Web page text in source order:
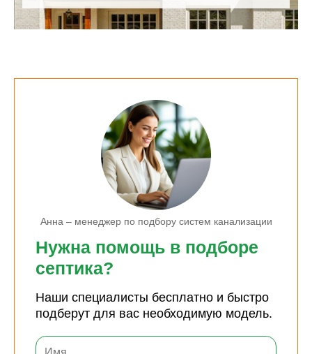
Анна – менеджер по подбору систем канализации
Нужна помощь в подборе
септика?
Наши специалисты бесплатно и быстро
подберут для вас необходимую модель.